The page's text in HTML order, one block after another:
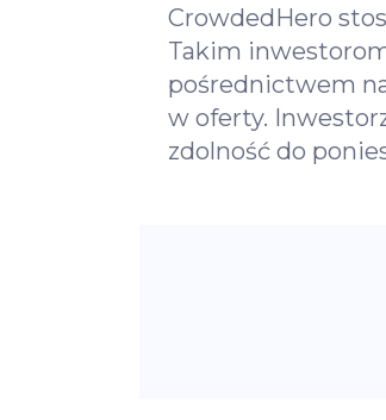
CrowdedHero
Takim
pośrednictwem
w oferty.
zdolność do